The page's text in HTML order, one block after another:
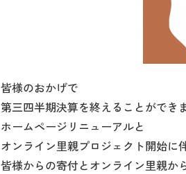
皆様のおかげで
第三四半期決算を終えることができ
ホームページリニューアルと
オンライン里親プロジェクト開始に
皆様からの寄付とオンライン里親か